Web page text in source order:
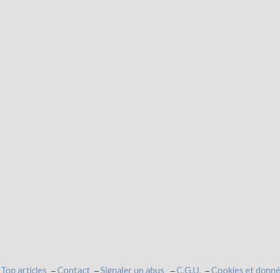
Top articles Contact Signaler un abus C.G.U. Cookies et